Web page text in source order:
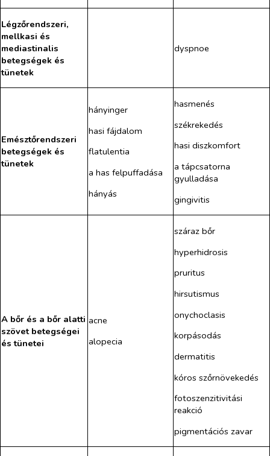
Légzőrendszeri,
mellkasi és
mediastinalis
betegségek és
tünetek
dyspnoe
Emésztőrendszeri
betegségek és
tünetek
hányinger
hasi fájdalom
flatulentia
a has felpuffadása
hányás
hasmenés
székrekedés
hasi diszkomfort
a tápcsatorna
gyulladása
gingivitis
A bőr és a bőr alatti
szövet betegségei
és tünetei
acne
alopecia
száraz bőr
hyperhidrosis
pruritus
hirsutismus
onychoclasis
korpásodás
dermatitis
kóros szőrnövekedés
fotoszenzitivitási
reakció
pigmentációs zavar